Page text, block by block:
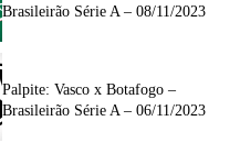
Brasileirão Série A – 08/11/2023
Palpite: Vasco x Botafogo –
Brasileirão Série A – 06/11/2023